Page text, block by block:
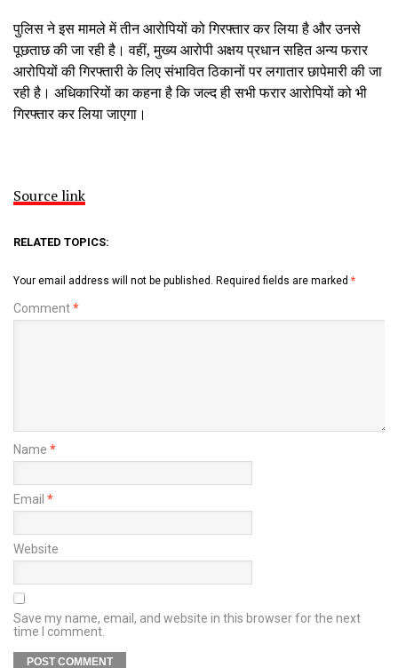
पुलिस ने इस मामले में तीन आरोपियों को गिरफ्तार कर लिया है और उनसे
पूछताछ की जा रही है। वहीं, मुख्य आरोपी अक्षय प्रधान सहित अन्य फरार
आरोपियों की गिरफ्तारी के लिए संभावित ठिकानों पर लगातार छापेमारी की जा
रही है। अधिकारियों का कहना है कि जल्द ही सभी फरार आरोपियों को भी
गिरफ्तार कर लिया जाएगा।
Source link
RELATED TOPICS:
Your email address will not be published. Required fields are marked *
Comment*
Name *
Email *
Website
Save my name, email, and website in this browser for the next
time I comment.